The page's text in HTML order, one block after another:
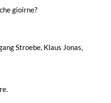
gioirne?
Stroebe, Klaus Jonas,